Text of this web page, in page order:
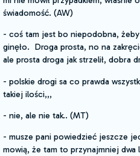
świadomość. (AW)
- coś tam jest bo niepodobna,
ginęło. Droga prosta, no na
ale prosta droga jak strzelił, dobra
- polskie drogi sa co prawda
takiej ilości,,,
- nie, ale nie tak.. (MT)
- musze pani powiedzieć jeszcze
mowią, że tam to przynajmniej